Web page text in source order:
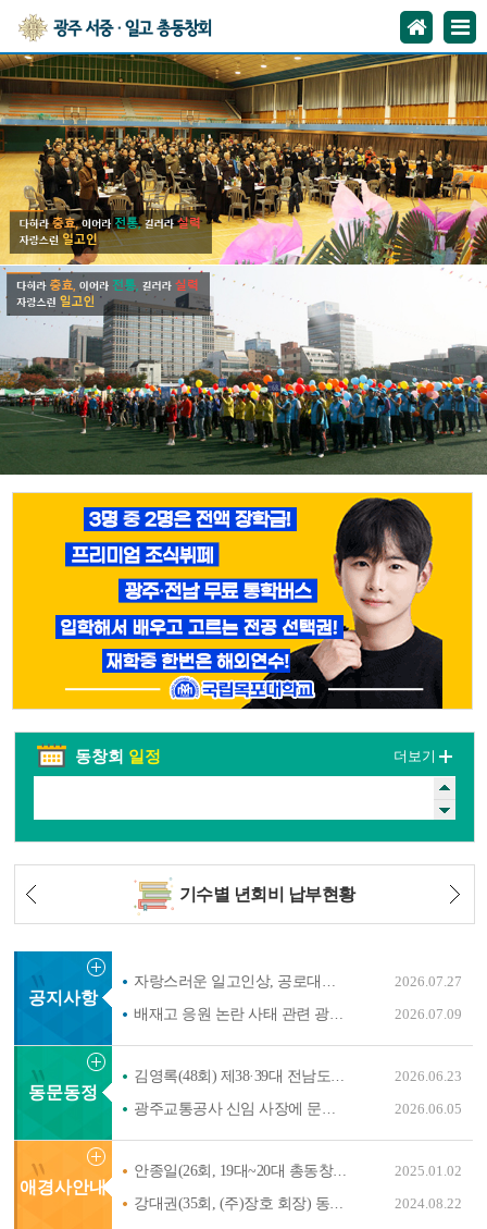
동창회 일정 더보기
기수별 년회비 납부현황
무등의 빛
SINCE 개교100주년 추진위원회
지원센터
공지사항
자랑스러운 일고인상, 공로대상, 전통잇다상 ..
2026.07.27
배재고 응원 논란 사태 관련 광주제일고의 최..
2026.07.09
동문동정
김영록(48회) 제38·39대 전남도지사 이임식
2026.06.23
광주교통공사 신임 사장에 문석환(52회) 취임-..
2026.06.05
애경사안내
안종일(26회, 19대~20대 총동창회장) 고문 별세 ..
2025.01.02
강대권(35회, (주)장호 회장) 동문 별세
2024.08.22